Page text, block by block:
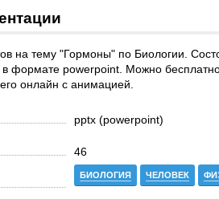
на тему "Гормоны" по Биологии.
формате powerpoint. Можно
онлайн с анимацией.
pptx (powerpoint)
46
БИОЛОГИЯ ЧЕЛОВЕК